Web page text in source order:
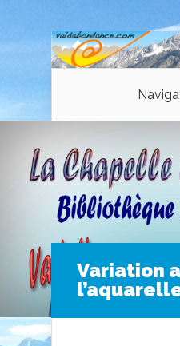
Variation